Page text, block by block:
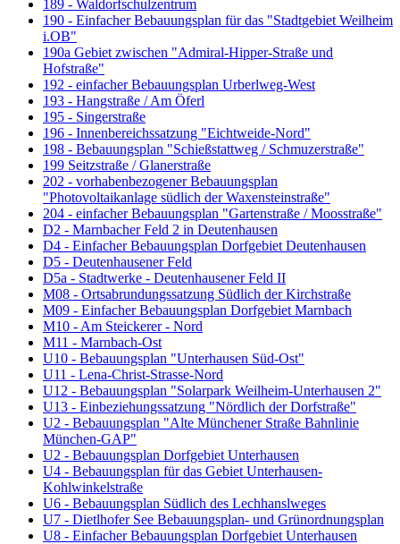
189 - Waldorfschulzentrum
190 - Einfacher Bebauungsplan für das "Stadtgebiet Weilheim
i.OB"
190a Gebiet zwischen "Admiral-Hipper-Straße und
Hofstraße"
192 - einfacher Bebauungsplan Urberlweg-West
193 - Hangstraße / Am Öferl
195 - Singerstraße
196 - Innenbereichssatzung "Eichtweide-Nord"
198 - Bebauungsplan "Schießstattweg / Schmuzerstraße"
199 Seitzstraße / Glanerstraße
202 - vorhabenbezogener Bebauungsplan
"Photovoltaikanlage südlich der Waxensteinstraße"
204 - einfacher Bebauungsplan "Gartenstraße / Moosstraße"
D2 - Marnbacher Feld 2 in Deutenhausen
D4 - Einfacher Bebauungsplan Dorfgebiet Deutenhausen
D5 - Deutenhausener Feld
D5a - Stadtwerke - Deutenhausener Feld II
M08 - Ortsabrundungssatzung Südlich der Kirchstraße
M09 - Einfacher Bebauungsplan Dorfgebiet Marnbach
M10 - Am Steickerer - Nord
M11 - Marnbach-Ost
U10 - Bebauungsplan "Unterhausen Süd-Ost"
U11 - Lena-Christ-Strasse-Nord
U12 - Bebauungsplan "Solarpark Weilheim-Unterhausen 2"
U13 - Einbeziehungssatzung "Nördlich der Dorfstraße"
U2 - Bebauungsplan "Alte Münchener Straße Bahnlinie
München-GAP"
U2 - Bebauungsplan Dorfgebiet Unterhausen
U4 - Bebauungsplan für das Gebiet Unterhausen-
Kohlwinkelstraße
U6 - Bebauungsplan Südlich des Lechhanslweges
U7 - Dietlhofer See Bebauungsplan- und Grünordnungsplan
U8 - Einfacher Bebauungsplan Dorfgebiet Unterhausen